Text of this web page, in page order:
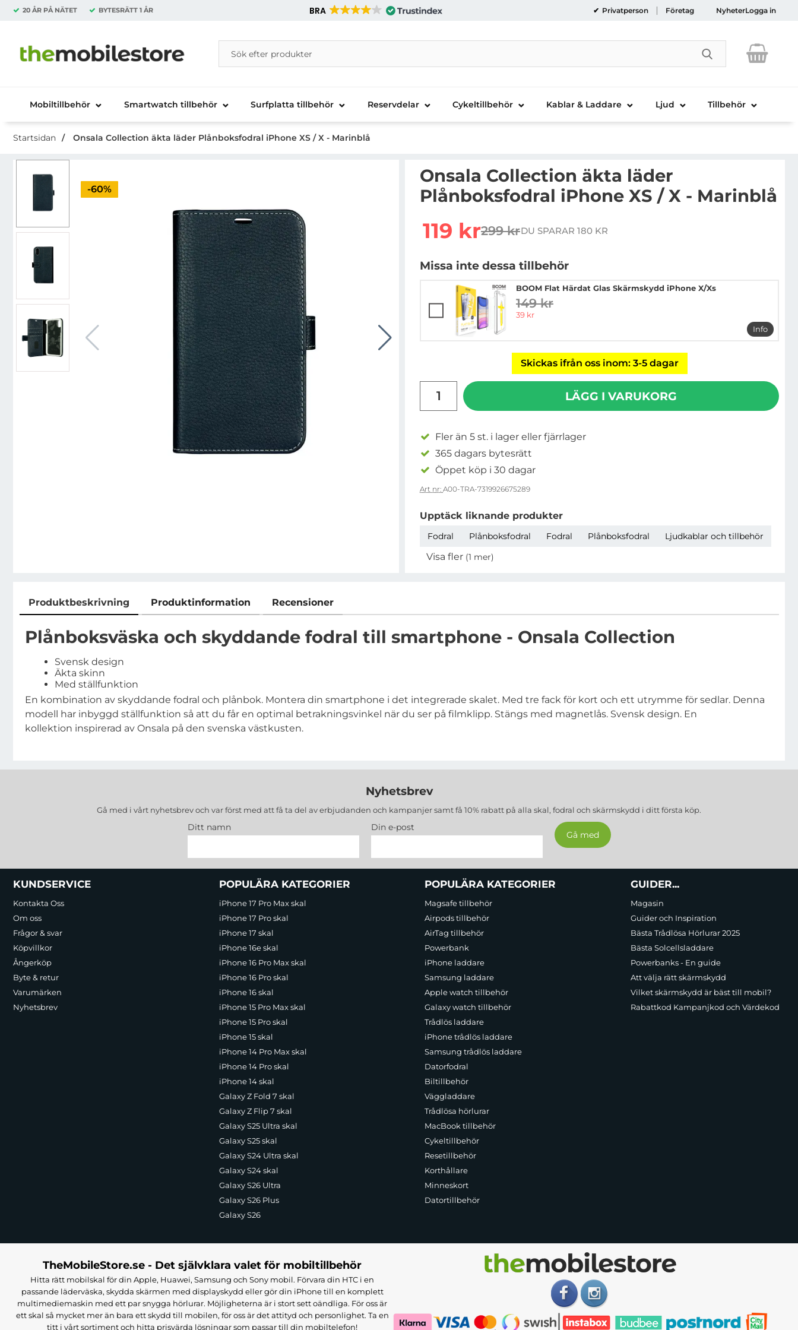
20 ÅR PÅ NÄTET BYTESRÄTT 1 ÅR BRA Privatperson Företag NyheterLogga in
Startsidan för Danira Telecom AB
Sök
Sök på Danira Telecom AB
Genomför
Mobiltillbehör Smartwatch tillbehör Surfplatta tillbehör Reservdelar Cykeltillbehör Kablar & Laddare Ljud Tillbehör
Startsidan Onsala Collection äkta läder Plånboksfodral iPhone XS / X - Marinblå
Priset är nedsatt med
-60%
Onsala Collection äkta läder
Plånboksfodral iPhone XS / X - Marinblå
rea pris
119 krtidigare pris
299 krDU SPARAR 180 KR
Missa inte dessa tillbehör
BOOM Flat Härdat Glas Skärmskydd iPhone X/Xs
tidigare pris
149 kr
rea pris
39 kr
Info
mer info
Skickas ifrån oss inom: 3-5 dagar
LÄGG I VARUKORG
Fler än 5 st. i lager eller fjärrlager
365 dagars bytesrätt
Öppet köp i 30 dagar
Art nr: A00-TRA-7319926675289
Upptäck liknande produkter
Fodral Plånboksfodral Fodral Plånboksfodral Ljudkablar och tillbehör
Visa fler (1 mer)
Produktbeskrivning Produktinformation Recensioner
Produktbeskrivning
Plånboksväska och skyddande fodral till smartphone - Onsala Collection
Svensk design
Äkta skinn
Med ställfunktion
En kombination av skyddande fodral och plånbok. Montera din smartphone i det integrerade skalet. Med tre fack för kort och ett utrymme för sedlar. Denna
modell har inbyggd ställfunktion så att du får en optimal betrakningsvinkel när du ser på filmklipp. Stängs med magnetlås. Svensk design. En
kollektion inspirerad av Onsala på den svenska västkusten.
Nyhetsbrev
Gå med i vårt nyhetsbrev och var först med att få ta del av erbjudanden och kampanjer samt få 10% rabatt på alla skal, fodral och skärmskydd i ditt första köp.
Ditt namn Din e-post
Sidfot Blandad info och länkar
KUNDSERVICE
Kontakta Oss
Om oss
Frågor & svar
Köpvillkor
Ångerköp
Byte & retur
Varumärken
Nyhetsbrev
POPULÄRA KATEGORIER
iPhone 17 Pro Max skal
iPhone 17 Pro skal
iPhone 17 skal
iPhone 16e skal
iPhone 16 Pro Max skal
iPhone 16 Pro skal
iPhone 16 skal
iPhone 15 Pro Max skal
iPhone 15 Pro skal
iPhone 15 skal
iPhone 14 Pro Max skal
iPhone 14 Pro skal
iPhone 14 skal
Galaxy Z Fold 7 skal
Galaxy Z Flip 7 skal
Galaxy S25 Ultra skal
Galaxy S25 skal
Galaxy S24 Ultra skal
Galaxy S24 skal
Galaxy S26 Ultra
Galaxy S26 Plus
Galaxy S26
POPULÄRA KATEGORIER
Magsafe tillbehör
Airpods tillbehör
AirTag tillbehör
Powerbank
iPhone laddare
Samsung laddare
Apple watch tillbehör
Galaxy watch tillbehör
Trådlös laddare
iPhone trådlös laddare
Samsung trådlös laddare
Datorfodral
Biltillbehör
Väggladdare
Trådlösa hörlurar
MacBook tillbehör
Cykeltillbehör
Resetillbehör
Korthållare
Minneskort
Datortillbehör
GUIDER...
Magasin
Guider och Inspiration
Bästa Trådlösa Hörlurar 2025
Bästa Solcellsladdare
Powerbanks - En guide
Att välja rätt skärmskydd
Vilket skärmskydd är bäst till mobil?
Rabattkod Kampanjkod och Värdekod
TheMobileStore.se - Det självklara valet för mobiltillbehör
Hitta rätt mobilskal för din Apple, Huawei, Samsung och Sony mobil. Förvara din HTC i en
passande läderväska, skydda skärmen med displayskydd eller gör din iPhone till en komplett
multimediemaskin med ett par snygga hörlurar. Möjligheterna är i stort sett oändliga. För oss är
ett skal så mycket mer än bara ett skydd till mobilen, för oss är det attityd och personlighet. Ta en
titt i vårt sortiment och hitta prisvärda lösningar som passar till din mobiltelefon!